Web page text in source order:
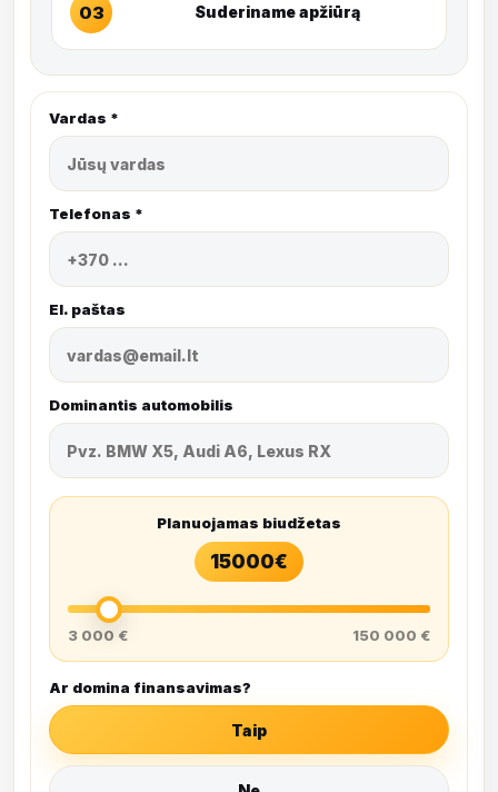
03 Suderiname apžiūrą
Vardas *
Telefonas *
El. paštas
Dominantis automobilis
Planuojamas biudžetas
15000€
3 000 € 150 000 €
Ar domina finansavimas?
Taip